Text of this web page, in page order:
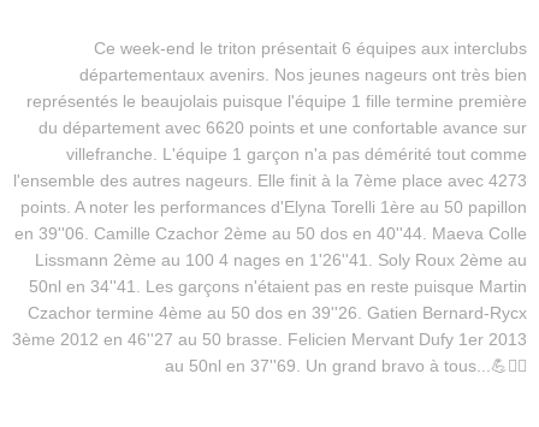
Ce week-end le triton présentait 6 équipes aux interclubs
départementaux avenirs. Nos jeunes nageurs ont très bien
représentés le beaujolais puisque l'équipe 1 fille termine première
du département avec 6620 points et une confortable avance sur
villefranche. L'équipe 1 garçon n'a pas démérité tout comme
l'ensemble des autres nageurs. Elle finit à la 7ème place avec 4273
points. A noter les performances d'Elyna Torelli 1ère au 50 papillon
en 39''06. Camille Czachor 2ème au 50 dos en 40''44. Maeva Colle
Lissmann 2ème au 100 4 nages en 1'26''41. Soly Roux 2ème au
50nl en 34''41. Les garçons n'étaient pas en reste puisque Martin
Czachor termine 4ème au 50 dos en 39''26. Gatien Bernard-Rycx
3ème 2012 en 46''27 au 50 brasse. Felicien Mervant Dufy 1er 2013
au 50nl en 37''69. Un grand bravo à tous...💪🏊‍♂️